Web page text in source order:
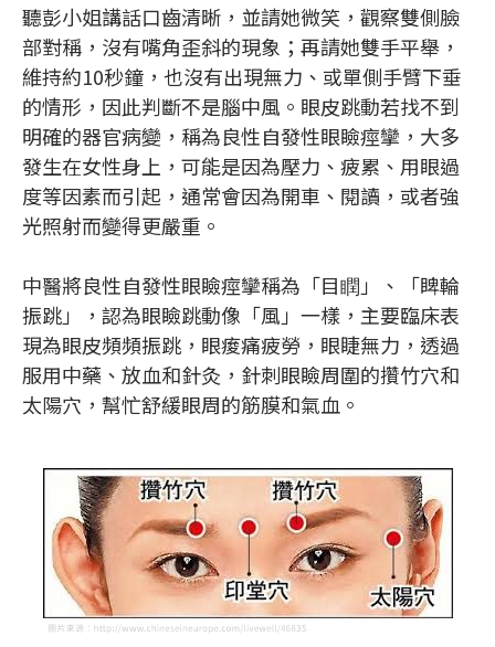
聽彭小姐講話口齒清晰，並請她微笑，觀察雙側臉
部對稱，沒有嘴角歪斜的現象；再請她雙手平舉，
維持約10秒鐘，也沒有出現無力、或單側手臂下垂
的情形，因此判斷不是腦中風。眼皮跳動若找不到
明確的器官病變，稱為良性自發性眼瞼痙攣，大多
發生在女性身上，可能是因為壓力、疲累、用眼過
度等因素而引起，通常會因為開車、閱讀，或者強
光照射而變得更嚴重。
中醫將良性自發性眼瞼痙攣稱為「目瞤」、「睥輪
振跳」，認為眼瞼跳動像「風」一樣，主要臨床表
現為眼皮頻頻振跳，眼痠痛疲勞，眼睫無力，透過
服用中藥、放血和針灸，針刺眼瞼周圍的攢竹穴和
太陽穴，幫忙舒緩眼周的筋膜和氣血。